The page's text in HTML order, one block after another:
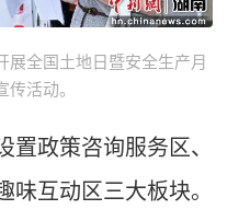
展全国土地日暨安全生产月
传活动。
政策咨询服务区、
互动区三大板块。